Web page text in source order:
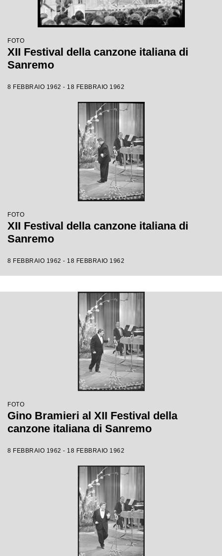
FOTO
XII Festival della canzone italiana di
Sanremo
8 FEBBRAIO 1962 - 18 FEBBRAIO 1962
FOTO
XII Festival della canzone italiana di
Sanremo
8 FEBBRAIO 1962 - 18 FEBBRAIO 1962
FOTO
Gino Bramieri al XII Festival della
canzone italiana di Sanremo
8 FEBBRAIO 1962 - 18 FEBBRAIO 1962